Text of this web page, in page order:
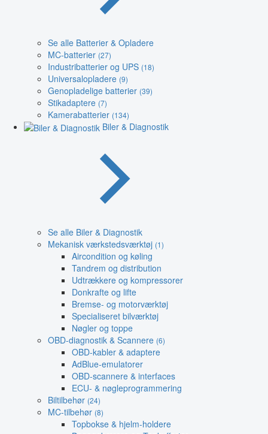
Se alle Batterier & Opladere
MC-batterier (27)
Industribatterier og UPS (18)
Universalopladere (9)
Genopladelige batterier (39)
Stikadaptere (7)
Kamerabatterier (134)
Biler & Diagnostik
Se alle Biler & Diagnostik
Mekanisk værkstedsværktøj (1)
Aircondition og køling
Tandrem og distribution
Udtrækkere og kompressorer
Donkrafte og lifte
Bremse- og motorværktøj
Specialiseret bilværktøj
Nøgler og toppe
OBD-diagnostik & Scannere (6)
OBD-kabler & adaptere
AdBlue-emulatorer
OBD-scannere & interfaces
ECU- & nøgleprogrammering
Biltilbehør (24)
MC-tilbehør (8)
Topbokse & hjelm-holdere